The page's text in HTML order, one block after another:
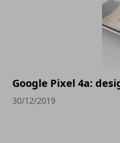
Google Pixel 4a:
30/12/2019